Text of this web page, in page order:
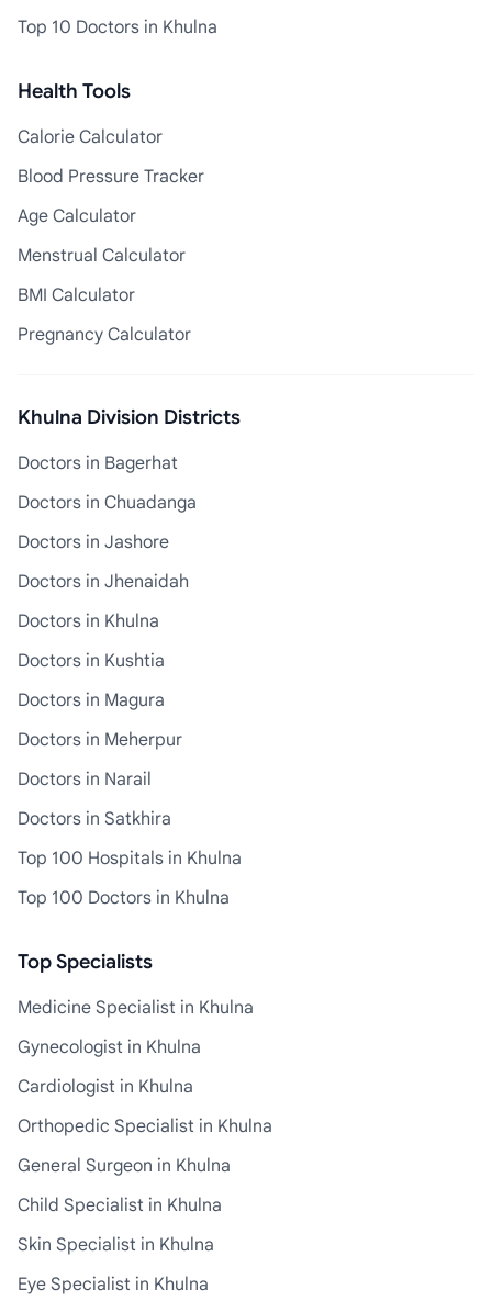
Top 10 Doctors in Khulna
Health Tools
Calorie Calculator
Blood Pressure Tracker
Age Calculator
Menstrual Calculator
BMI Calculator
Pregnancy Calculator
Khulna Division Districts
Doctors in Bagerhat
Doctors in Chuadanga
Doctors in Jashore
Doctors in Jhenaidah
Doctors in Khulna
Doctors in Kushtia
Doctors in Magura
Doctors in Meherpur
Doctors in Narail
Doctors in Satkhira
Top 100 Hospitals in Khulna
Top 100 Doctors in Khulna
Top Specialists
Medicine Specialist in Khulna
Gynecologist in Khulna
Cardiologist in Khulna
Orthopedic Specialist in Khulna
General Surgeon in Khulna
Child Specialist in Khulna
Skin Specialist in Khulna
Eye Specialist in Khulna